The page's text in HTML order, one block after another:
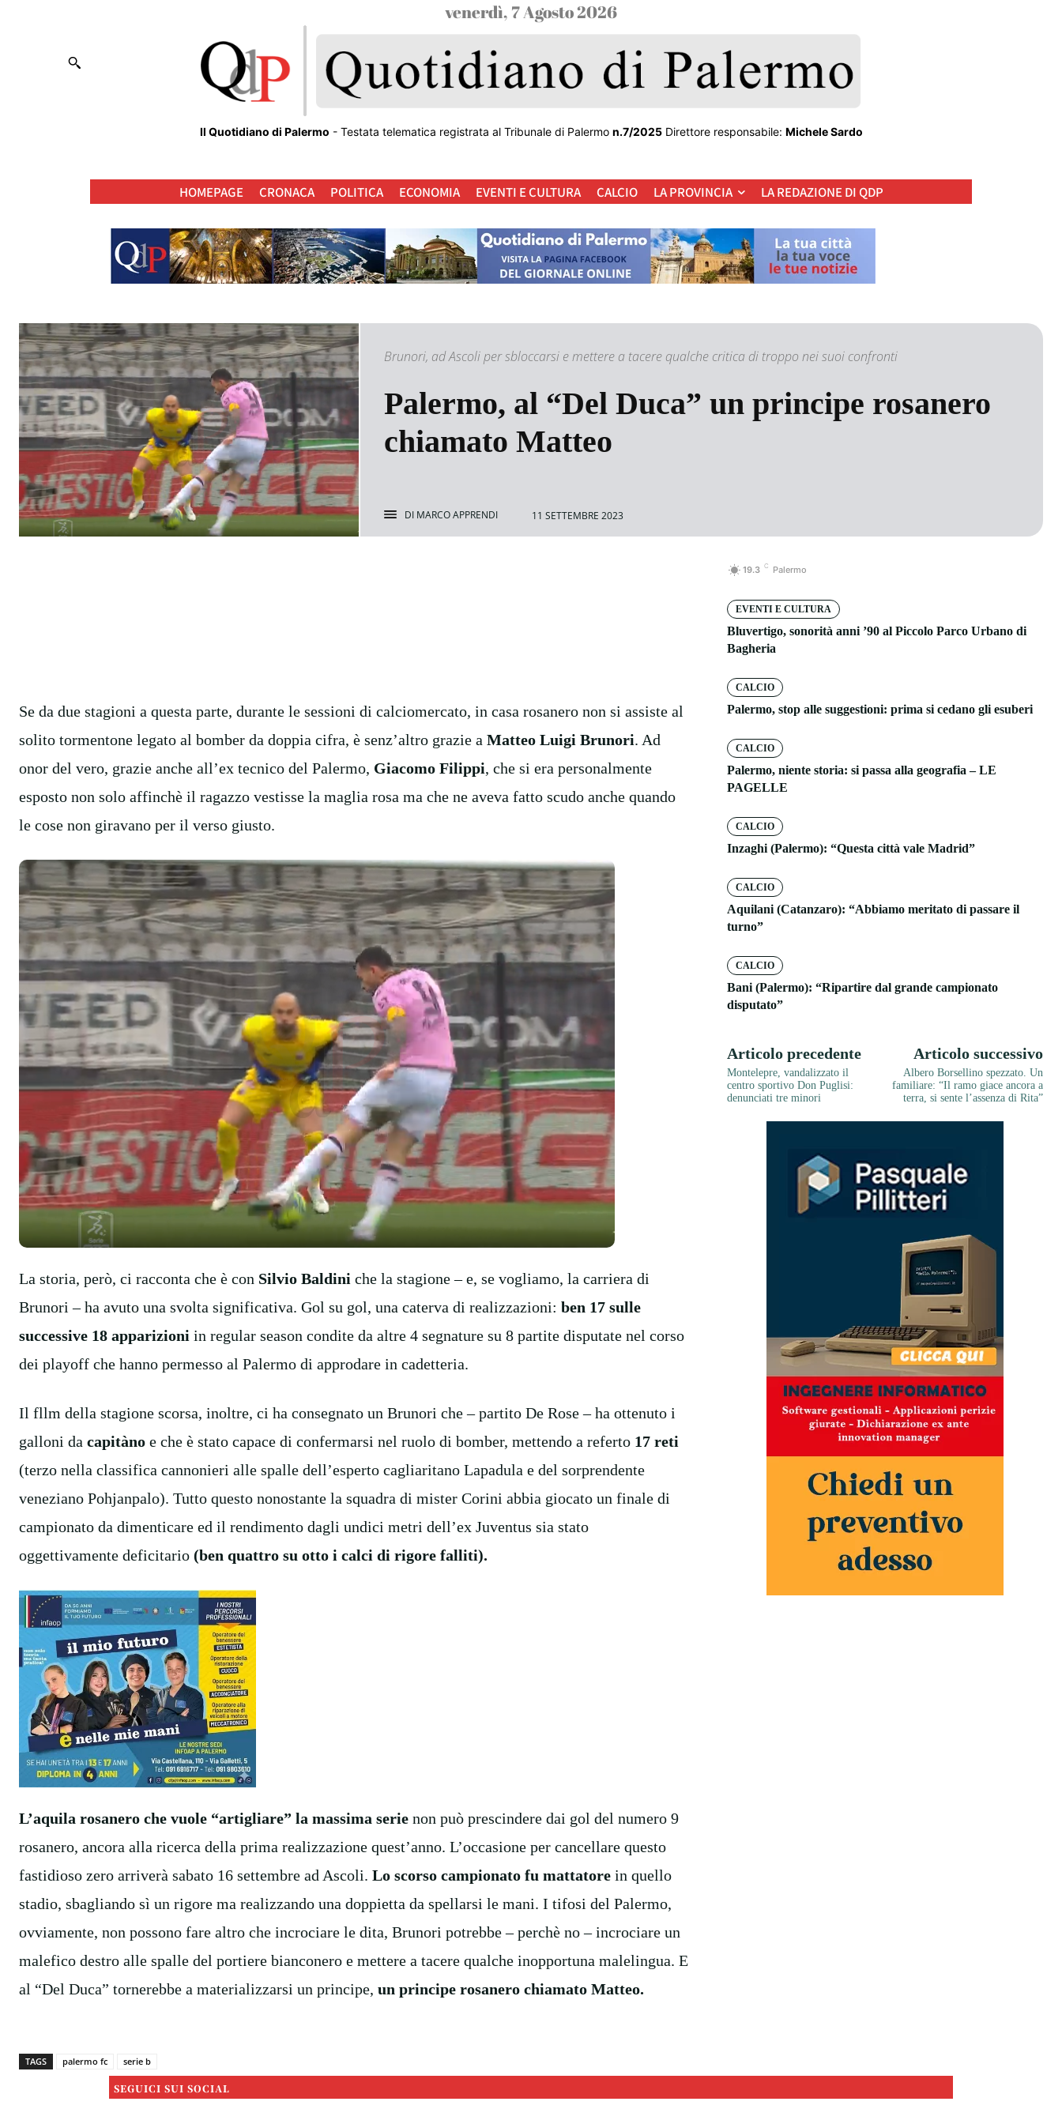
venerdì, 7 Agosto 2026
Il Quotidiano di Palermo - Testata telematica registrata al Tribunale di Palermo n.7/2025Direttore responsabile: Michele Sardo
HOMEPAGE CRONACA POLITICA ECONOMIA EVENTI E CULTURA CALCIO LA PROVINCIA LA REDAZIONE DI QDP
Brunori, ad Ascoli per sbloccarsi e mettere a tacere qualche critica di troppo nei suoi confronti
Palermo, al “Del Duca” un principe rosanero
chiamato Matteo
DI MARCO APPRENDI 11 SETTEMBRE 2023
Se da due stagioni a questa parte, durante le sessioni di calciomercato, in casa rosanero non si assiste al
solito tormentone legato al bomber da doppia cifra, è senz’altro grazie a Matteo Luigi Brunori. Ad
onor del vero, grazie anche all’ex tecnico del Palermo, Giacomo Filippi, che si era personalmente
esposto non solo affinchè il ragazzo vestisse la maglia rosa ma che ne aveva fatto scudo anche quando
le cose non giravano per il verso giusto.
La storia, però, ci racconta che è con Silvio Baldini che la stagione – e, se vogliamo, la carriera di
Brunori – ha avuto una svolta significativa. Gol su gol, una caterva di realizzazioni: ben 17 sulle
successive 18 apparizioni in regular season condite da altre 4 segnature su 8 partite disputate nel corso
dei playoff che hanno permesso al Palermo di approdare in cadetteria.
Il fllm della stagione scorsa, inoltre, ci ha consegnato un Brunori che – partito De Rose – ha ottenuto i
galloni da capitàno e che è stato capace di confermarsi nel ruolo di bomber, mettendo a referto 17 reti
(terzo nella classifica cannonieri alle spalle dell’esperto cagliaritano Lapadula e del sorprendente
veneziano Pohjanpalo). Tutto questo nonostante la squadra di mister Corini abbia giocato un finale di
campionato da dimenticare ed il rendimento dagli undici metri dell’ex Juventus sia stato
oggettivamente deficitario (ben quattro su otto i calci di rigore falliti).
L’aquila rosanero che vuole “artigliare” la massima serie non può prescindere dai gol del numero 9
rosanero, ancora alla ricerca della prima realizzazione quest’anno. L’occasione per cancellare questo
fastidioso zero arriverà sabato 16 settembre ad Ascoli. Lo scorso campionato fu mattatore in quello
stadio, sbagliando sì un rigore ma realizzando una doppietta da spellarsi le mani. I tifosi del Palermo,
ovviamente, non possono fare altro che incrociare le dita, Brunori potrebbe – perchè no – incrociare un
malefico destro alle spalle del portiere bianconero e mettere a tacere qualche inopportuna malelingua. E
al “Del Duca” tornerebbe a materializzarsi un principe, un principe rosanero chiamato Matteo.
TAGS palermo fc serie b
19.3 C Palermo
EVENTI E CULTURA
Bluvertigo, sonorità anni ’90 al Piccolo Parco Urbano di
Bagheria
CALCIO
Palermo, stop alle suggestioni: prima si cedano gli esuberi
CALCIO
Palermo, niente storia: si passa alla geografia – LE
PAGELLE
CALCIO
Inzaghi (Palermo): “Questa città vale Madrid”
CALCIO
Aquilani (Catanzaro): “Abbiamo meritato di passare il
turno”
CALCIO
Bani (Palermo): “Ripartire dal grande campionato
disputato”
Articolo precedente
Montelepre, vandalizzato il
centro sportivo Don Puglisi:
denunciati tre minori
Articolo successivo
Albero Borsellino spezzato. Un
familiare: “Il ramo giace ancora a
terra, si sente l’assenza di Rita”
SEGUICI SUI SOCIAL